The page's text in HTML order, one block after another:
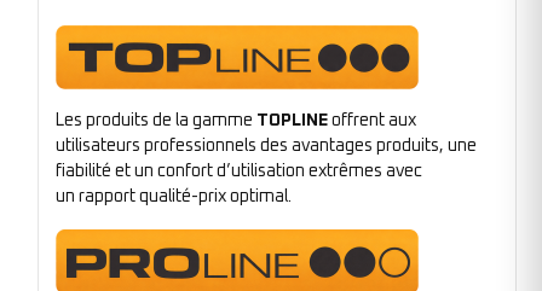
Les produits de la gamme TOPLINE offrent aux
utilisateurs professionnels des avantages produits, une
fiabilité et un confort d’utilisation extrêmes avec
un rapport qualité-prix optimal.